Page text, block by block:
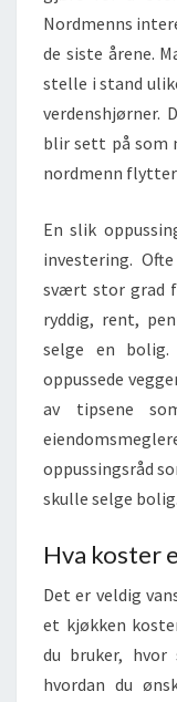
Nordmenns
de siste årene.
stelle i stand
verdenshjørner.
blir sett på som
nordmenn
En slik
investering.
svært stor grad
ryddig, rent,
selge en
oppussede
av tipsene
oppussingsråd
skulle selge bolig.
Hva koster
Det er veldig
et kjøkken
du bruker,
hvordan du